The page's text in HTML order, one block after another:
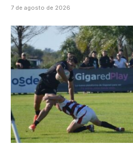
7 de agosto de 2026